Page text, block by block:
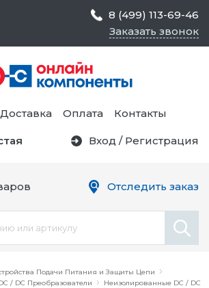
Подачи Питания и Защиты Цепи
/ DC Преобразователи
Неизолированные DC / DC
8 (499) 113-69-46
Заказать звонок
Доставка Оплата Контакты
Вход / Регистрация
Отследить заказ